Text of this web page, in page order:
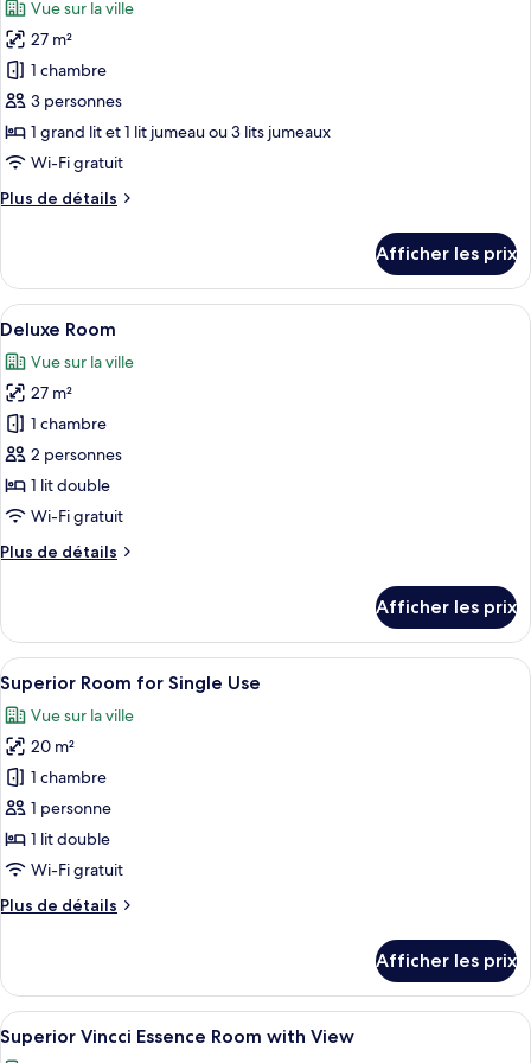
les
photos
pour
ce
type
de
chambre :
Triple
Vue sur la ville
27 m²
1 chambre
3 personnes
1 grand lit et 1 lit jumeau ou 3 lits jumeaux
Wi-Fi gratuit
Plus de détails
Plus
Triple
Deluxe
Room
Afficher les prix
Afficher
toutes
les
photos
pour
ce
type
de
chambre :
Deluxe
Une chambre d’hôtel moderne,
5
Deluxe Room
Vue sur la ville
27 m²
1 chambre
2 personnes
1 lit double
Wi-Fi gratuit
Plus de détails
Plus
Deluxe
Room
Afficher les prix
Afficher
toutes
les
photos
pour
ce
type
de
chambre :
Superior
Single
Use
Une chambre d’hôtel moderne
5
Superior Room for Single Use
Vue sur la ville
20 m²
1 chambre
1 personne
1 lit double
Wi-Fi gratuit
Plus de détails
Plus
Superior
Room
for
Single
Afficher les prix
Afficher
toutes
Une chambre d’hôtel avec un lit,
5
Superior Vincci Essence Room with View